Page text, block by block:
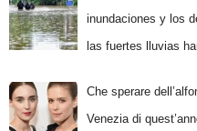
inundaciones y los
las fuertes lluvias
Che sperare
Venezia di